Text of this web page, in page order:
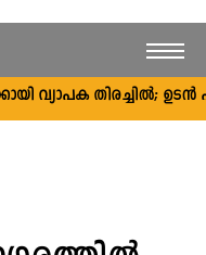
തിരച്ചിൽ; ഉടൻ